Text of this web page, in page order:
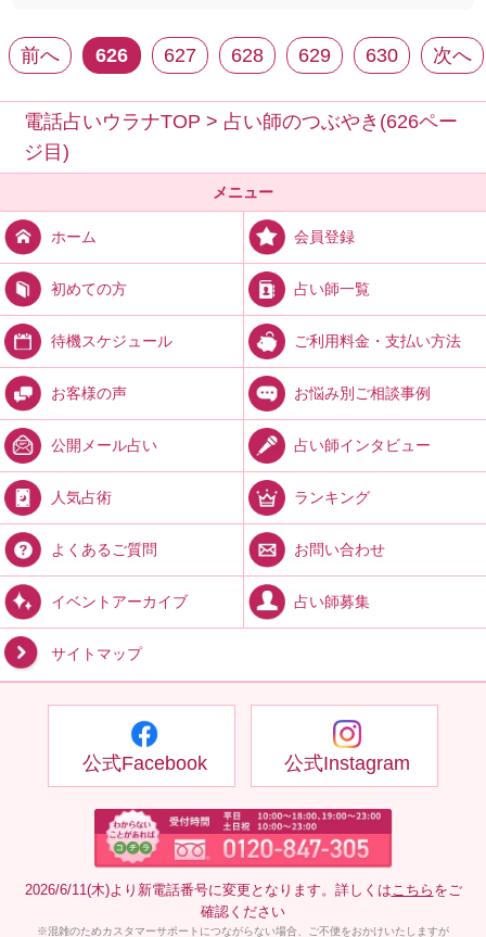
前へ 626 627 628 629 630 次へ
電話占いウラナTOP > 占い師のつぶやき(626ペー
ジ目)
メニュー
ホーム 会員登録
初めての方 占い師一覧
待機スケジュール ご利用料金・支払い方法
お客様の声 お悩み別ご相談事例
公開メール占い 占い師インタビュー
人気占術 ランキング
よくあるご質問 お問い合わせ
イベントアーカイブ 占い師募集
サイトマップ
公式Facebook 公式Instagram
2026/6/11(木)より新電話番号に変更となります。詳しくは こちら をご
確認ください
※混雑のためカスタマーサポートにつながらない場合、ご不便をおかけいたしますが